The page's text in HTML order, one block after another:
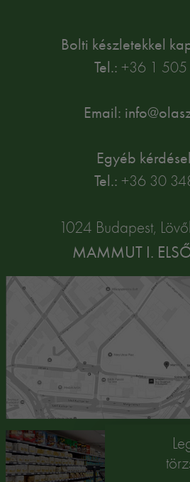
Bolti készletekkel
Tel.: +36 1
Email:
Egyéb
Tel.: +36 30
1024 Budapest,
MAMMUT I.